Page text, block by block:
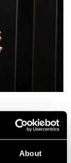
About
jotka